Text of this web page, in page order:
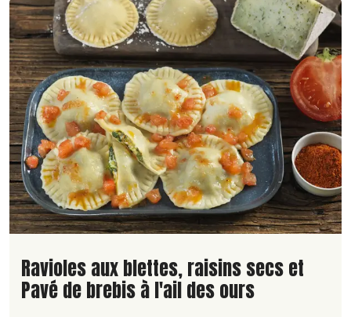
Lire la suite de la recette
Ravioles aux blettes, raisins secs et
Pavé de brebis à l'ail des ours